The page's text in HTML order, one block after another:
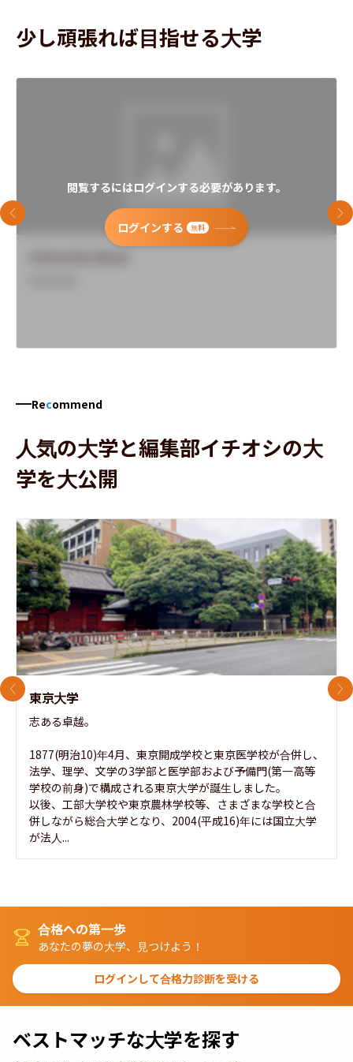
少し頑張れば目指せる大学
閲覧するにはログインする必要があります。
ログインする 無料
前のスライド 次
Recommend
人気の大学と編集部イチオシの大
学を大公開
東京大学
志ある卓越。
1877(明治10)年4月、東京開成学校と東京医学校が合併し、
法学、理学、文学の3学部と医学部および予備門(第一高等
学校の前身)で構成される東京大学が誕生しました。
以後、工部大学校や東京農林学校等、さまざまな学校と合
併しながら総合大学となり、2004(平成16)年には国立大学
が法人...
前のスライド 次
合格への第一歩
あなたの夢の大学、見つけよう！
ログインして合格力診断を受ける
ベストマッチな大学を探す